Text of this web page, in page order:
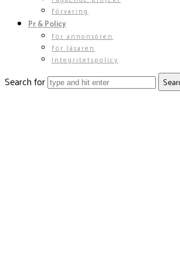
Förvaring
Pr & Policy
För annonsören
För läsaren
Integritetspolicy
Search for